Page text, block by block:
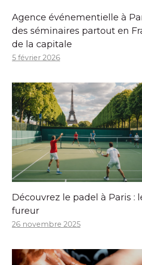
Agence événementielle à
des séminaires partout en
de la capitale
5 février 2026
Découvrez le padel à Paris :
fureur
26 novembre 2025